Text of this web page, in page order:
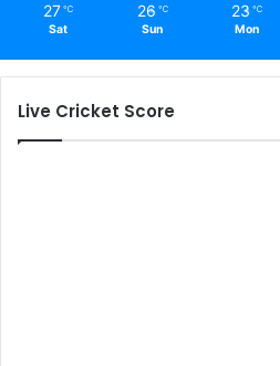
27 ℃
Sat
26 ℃
Sun
23 ℃
Mon
Live Cricket Score